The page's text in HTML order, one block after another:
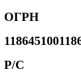
ОГРН
Р/С